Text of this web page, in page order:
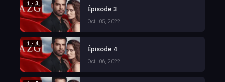
1 - 3
Épisode 3
Oct. 05, 2022
1 - 4
Épisode 4
Oct. 06, 2022